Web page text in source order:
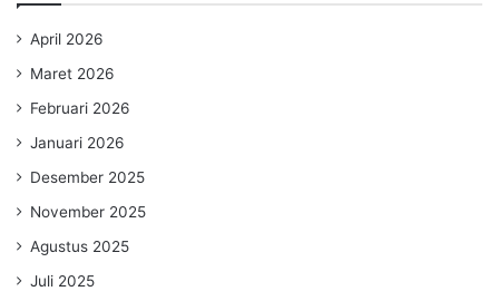
April 2026
Maret 2026
Februari 2026
Januari 2026
Desember 2025
November 2025
Agustus 2025
Juli 2025